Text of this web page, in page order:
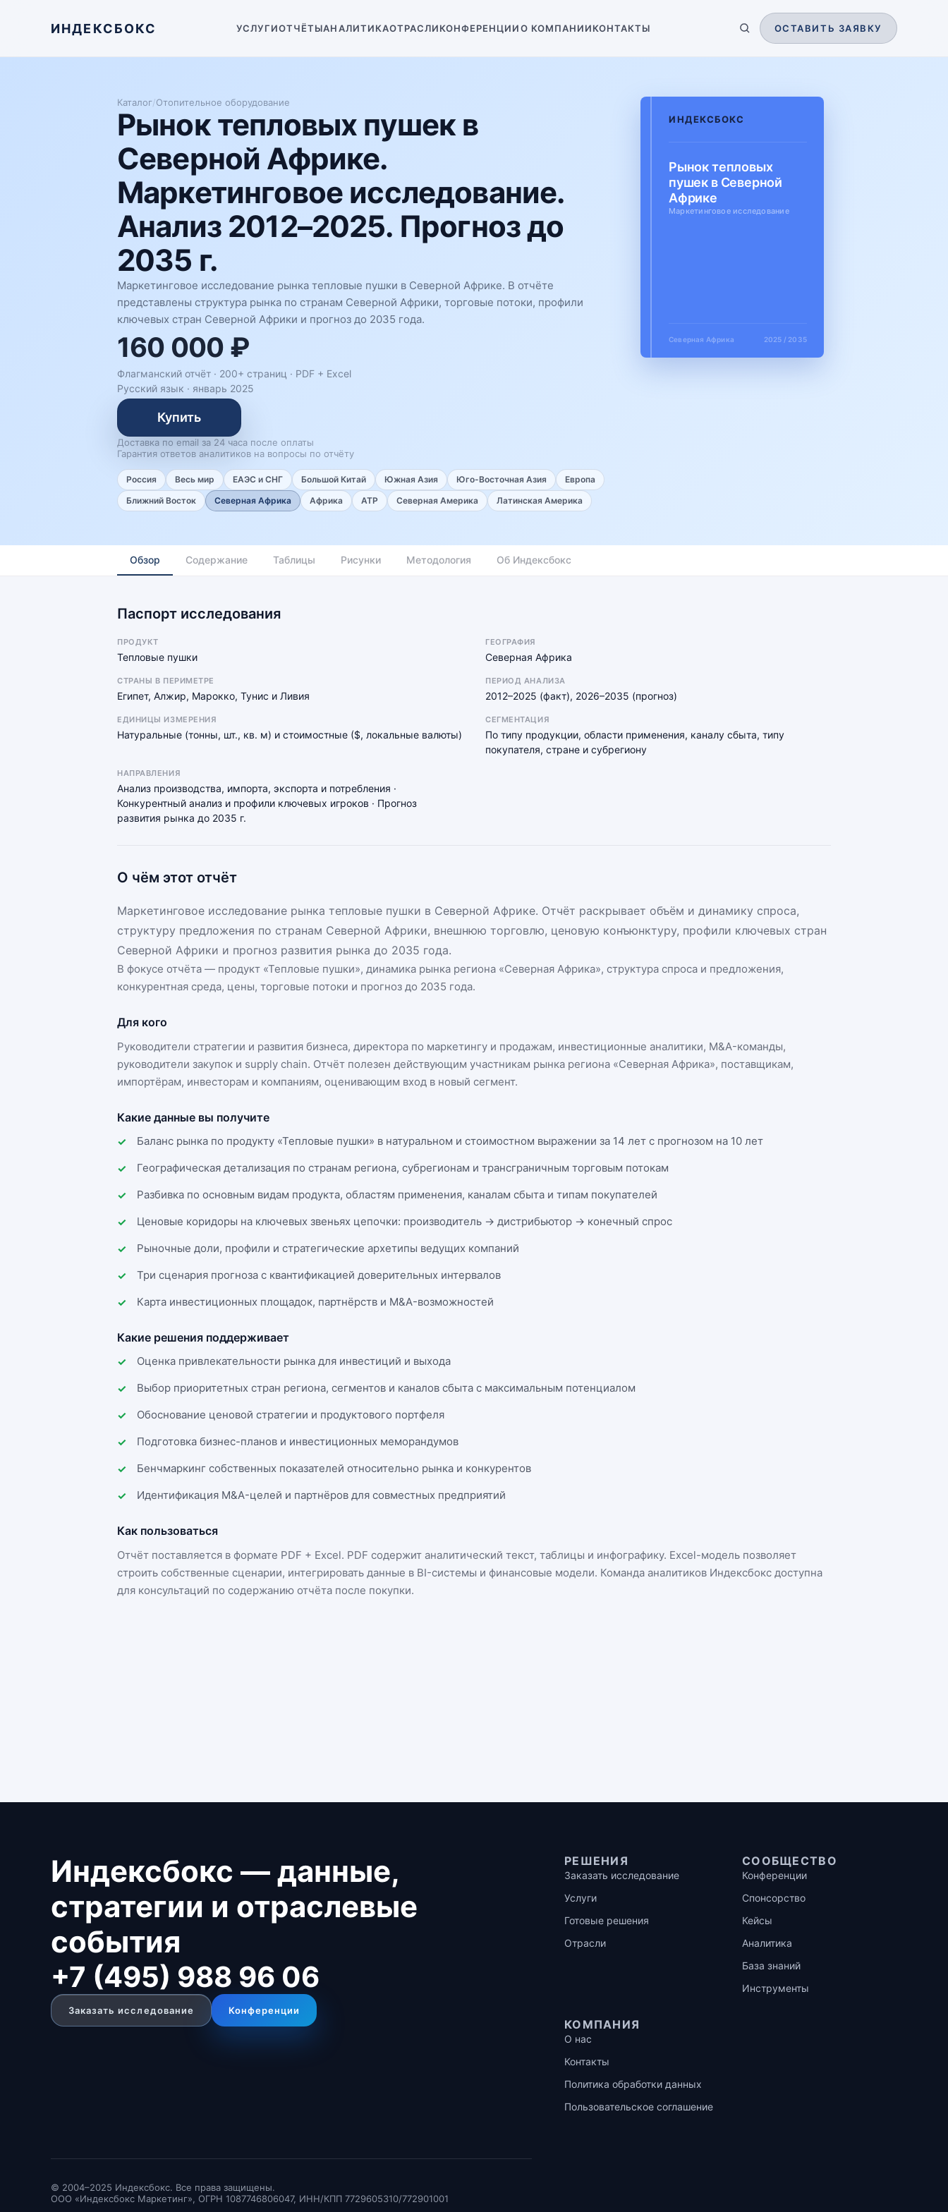
ИНДЕКСБОКС УСЛУГИОТЧЁТЫАНАЛИТИКАОТРАСЛИКОНФЕРЕНЦИИО КОМПАНИИКОНТАКТЫ ОСТАВИТЬ ЗАЯВКУ
Каталог/Отопительное оборудование
Рынок тепловых пушек в
Северной Африке.
Маркетинговое исследование.
Анализ 2012–2025. Прогноз до
2035 г.
Маркетинговое исследование рынка тепловые пушки в Северной Африке. В отчёте
представлены структура рынка по странам Северной Африки, торговые потоки, профили
ключевых стран Северной Африки и прогноз до 2035 года.
160 000 ₽
Флагманский отчёт · 200+ страниц · PDF + Excel
Русский язык · январь 2025
Купить
Доставка по email за 24 часа после оплаты
Гарантия ответов аналитиков на вопросы по отчёту
Россия Весь мир ЕАЭС и СНГ Большой Китай Южная Азия Юго-Восточная Азия
Европа
Ближний Восток
Северная Африка Африка АТР Северная Америка Латинская Америка
ИНДЕКСБОКС
Рынок тепловых
пушек в Северной
Африке
Маркетинговое исследование
Северная Африка 2025 / 2035
Обзор Содержание Таблицы Рисунки Методология Об Индексбокс
Паспорт исследования
ПРОДУКТ
Тепловые пушки
ГЕОГРАФИЯ
Северная Африка
СТРАНЫ В ПЕРИМЕТРЕ
Египет, Алжир, Марокко, Тунис и Ливия
ПЕРИОД АНАЛИЗА
2012–2025 (факт), 2026–2035 (прогноз)
ЕДИНИЦЫ ИЗМЕРЕНИЯ
Натуральные (тонны, шт., кв. м) и стоимостные ($, локальные валюты)
СЕГМЕНТАЦИЯ
По типу продукции, области применения, каналу сбыта, типу
покупателя, стране и субрегиону
НАПРАВЛЕНИЯ
Анализ производства, импорта, экспорта и потребления ·
Конкурентный анализ и профили ключевых игроков · Прогноз
развития рынка до 2035 г.
О чём этот отчёт
Маркетинговое исследование рынка тепловые пушки в Северной Африке. Отчёт раскрывает объём и динамику спроса,
структуру предложения по странам Северной Африки, внешнюю торговлю, ценовую конъюнктуру, профили ключевых стран
Северной Африки и прогноз развития рынка до 2035 года.
В фокусе отчёта — продукт «Тепловые пушки», динамика рынка региона «Северная Африка», структура спроса и предложения,
конкурентная среда, цены, торговые потоки и прогноз до 2035 года.
Для кого
Руководители стратегии и развития бизнеса, директора по маркетингу и продажам, инвестиционные аналитики, M&A-команды,
руководители закупок и supply chain. Отчёт полезен действующим участникам рынка региона «Северная Африка», поставщикам,
импортёрам, инвесторам и компаниям, оценивающим вход в новый сегмент.
Какие данные вы получите
Баланс рынка по продукту «Тепловые пушки» в натуральном и стоимостном выражении за 14 лет с прогнозом на 10 лет
Географическая детализация по странам региона, субрегионам и трансграничным торговым потокам
Разбивка по основным видам продукта, областям применения, каналам сбыта и типам покупателей
Ценовые коридоры на ключевых звеньях цепочки: производитель → дистрибьютор → конечный спрос
Рыночные доли, профили и стратегические архетипы ведущих компаний
Три сценария прогноза с квантификацией доверительных интервалов
Карта инвестиционных площадок, партнёрств и M&A-возможностей
Какие решения поддерживает
Оценка привлекательности рынка для инвестиций и выхода
Выбор приоритетных стран региона, сегментов и каналов сбыта с максимальным потенциалом
Обоснование ценовой стратегии и продуктового портфеля
Подготовка бизнес-планов и инвестиционных меморандумов
Бенчмаркинг собственных показателей относительно рынка и конкурентов
Идентификация M&A-целей и партнёров для совместных предприятий
Как пользоваться
Отчёт поставляется в формате PDF + Excel. PDF содержит аналитический текст, таблицы и инфографику. Excel-модель позволяет
строить собственные сценарии, интегрировать данные в BI-системы и финансовые модели. Команда аналитиков Индексбокс доступна
для консультаций по содержанию отчёта после покупки.
Индексбокс — данные,
стратегии и отраслевые
события
+7 (495) 988 96 06
Заказать исследование Конференции
РЕШЕНИЯ
Заказать исследование
Услуги
Готовые решения
Отрасли
СООБЩЕСТВО
Конференции
Спонсорство
Кейсы
Аналитика
База знаний
Инструменты
КОМПАНИЯ
О нас
Контакты
Политика обработки данных
Пользовательское соглашение
© 2004–2025 Индексбокс. Все права защищены.
ООО «Индексбокс Маркетинг», ОГРН 1087746806047, ИНН/КПП 7729605310/772901001